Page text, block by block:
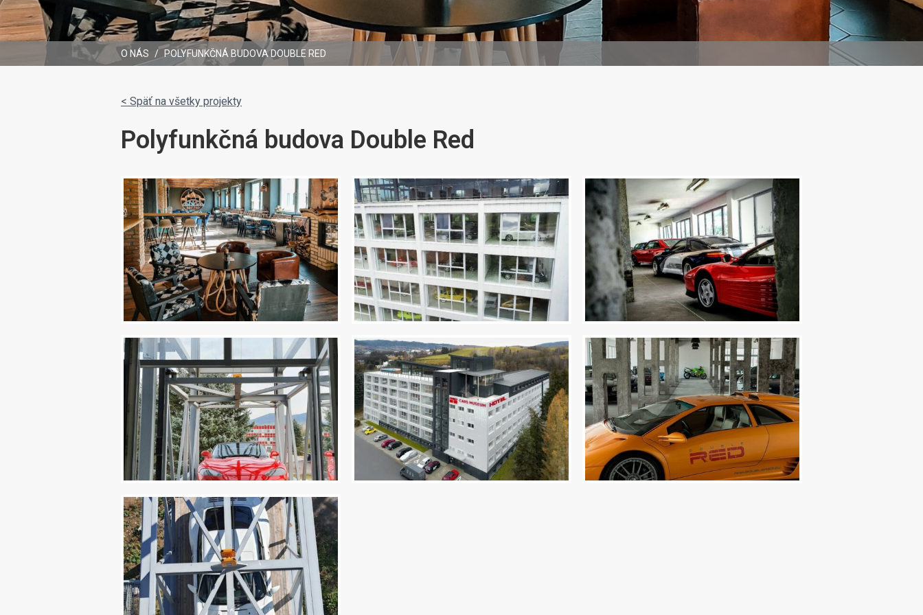
O NÁS / POLYFUNKČNÁ BUDOVA DOUBLE RED
< Späť na všetky projekty
Polyfunkčná budova Double Red